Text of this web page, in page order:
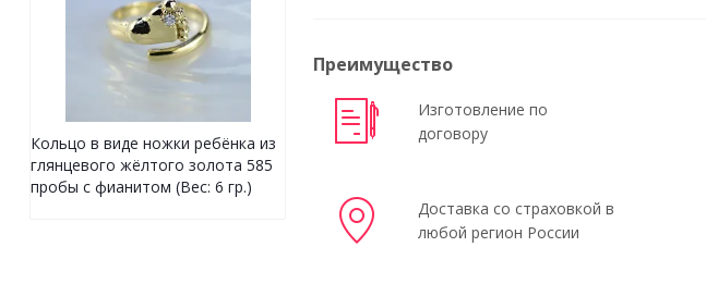
Преимущество
Изготовление по
договору
Доставка со страховкой в
любой регион России
Кольцо в виде ножки ребёнка из
глянцевого жёлтого золота 585
пробы с фианитом (Вес: 6 гр.)